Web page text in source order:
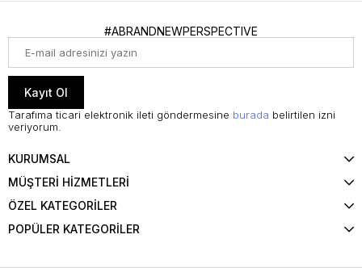
#ABRANDNEWPERSPECTIVE
Kayıt Ol
Tarafıma ticari elektronik ileti göndermesine burada belirtilen izni
veriyorum.
KURUMSAL
MÜŞTERİ HİZMETLERİ
ÖZEL KATEGORİLER
POPÜLER KATEGORİLER